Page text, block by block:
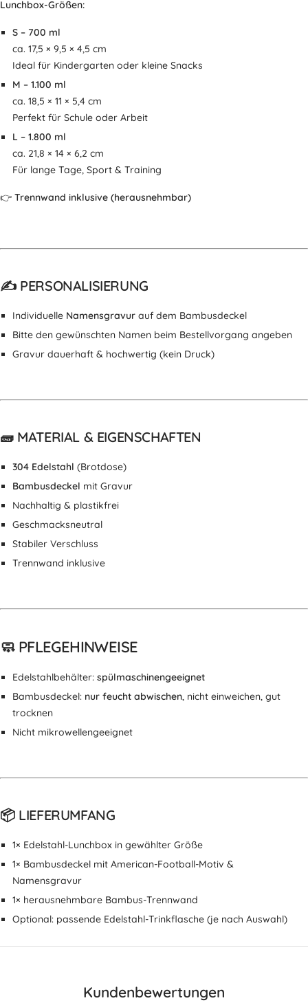
Lunchbox-Größen:
S – 700 ml
ca. 17,5 × 9,5 × 4,5 cm
Ideal für Kindergarten oder kleine Snacks
M – 1.100 ml
ca. 18,5 × 11 × 5,4 cm
Perfekt für Schule oder Arbeit
L – 1.800 ml
ca. 21,8 × 14 × 6,2 cm
Für lange Tage, Sport & Training
👉 Trennwand inklusive (herausnehmbar)
✍️ PERSONALISIERUNG
Individuelle Namensgravurauf dem Bambusdeckel
Bitte den gewünschten Namen beim Bestellvorgang angeben
Gravur dauerhaft & hochwertig (kein Druck)
🧱 MATERIAL & EIGENSCHAFTEN
304 Edelstahl (Brotdose)
Bambusdeckel mit Gravur
Nachhaltig & plastikfrei
Geschmacksneutral
Stabiler Verschluss
Trennwand inklusive
🧼 PFLEGEHINWEISE
Edelstahlbehälter: spülmaschinengeeignet
Bambusdeckel: nur feucht abwischen, nicht einweichen, gut
trocknen
Nicht mikrowellengeeignet
📦 LIEFERUMFANG
1× Edelstahl-Lunchbox in gewählter Größe
1× Bambusdeckel mit American-Football-Motiv &
Namensgravur
1× herausnehmbare Bambus-Trennwand
Optional: passende Edelstahl-Trinkflasche (je nach Auswahl)
Kundenbewertungen